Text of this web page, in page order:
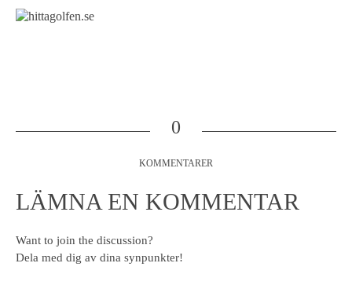
0
KOMMENTARER
LÄMNA EN KOMMENTAR
Want to join the discussion?
Dela med dig av dina synpunkter!